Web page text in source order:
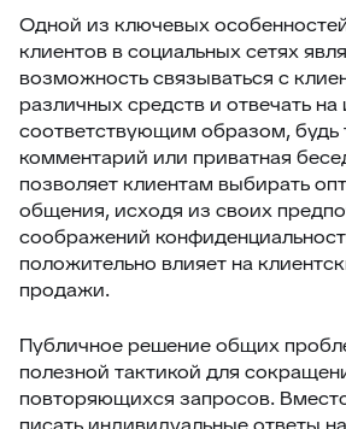
Одной из ключевых
клиентов в социальных сетях
возможность связываться с
различных средств и отвечать
соответствующим образом, будь
комментарий или приватная
позволяет клиентам выбирать
общения, исходя из своих
соображений
положительно влияет на
продажи.
Публичное решение общих
полезной тактикой для
повторяющихся запросов.